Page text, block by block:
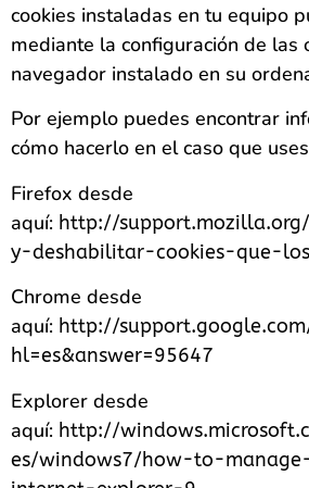
cookies instaladas en tu equipo
mediante la configuración de las
navegador instalado en su
Por ejemplo puedes encontrar
cómo hacerlo en el caso que
Firefox desde
aquí: http://
y-deshabilitar-cookies-que-
Chrome desde
aquí: http://
hl=es&answer=95647
Explorer desde
aquí: http://
es/windows7/how-to-